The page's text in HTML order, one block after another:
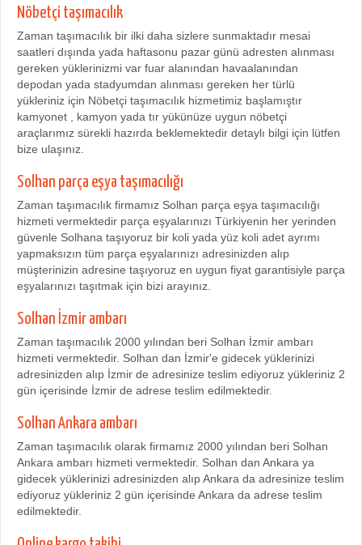
Nöbetçi taşımacılık
Zaman taşımacılık bir ilki daha sizlere sunmaktadır mesai
saatleri dışında yada haftasonu pazar günü adresten alınması
gereken yüklerinizmi var fuar alanından havaalanından
depodan yada stadyumdan alınması gereken her türlü
yükleriniz için Nöbetçi taşımacılık hizmetimiz başlamıştır
kamyonet , kamyon yada tır yükünüze uygun nöbetçi
araçlarımız sürekli hazırda beklemektedir detaylı bilgi için lütfen
bize ulaşınız.
Solhan parça eşya taşımacılığı
Zaman taşımacılık firmamız Solhan parça eşya taşımacılığı
hizmeti vermektedir parça eşyalarınızı Türkiyenin her yerinden
güvenle Solhana taşıyoruz bir koli yada yüz koli adet ayrımı
yapmaksızın tüm parça eşyalarınızı adresinizden alıp
müşterinizin adresine taşıyoruz en uygun fiyat garantisiyle parça
eşyalarınızı taşıtmak için bizi arayınız.
Solhan İzmir ambarı
Zaman taşımacılık 2000 yılından beri Solhan İzmir ambarı
hizmeti vermektedir. Solhan dan İzmir'e gidecek yüklerinizi
adresinizden alıp İzmir de adresinize teslim ediyoruz yükleriniz 2
gün içerisinde İzmir de adrese teslim edilmektedir.
Solhan Ankara ambarı
Zaman taşımacılık olarak firmamız 2000 yılından beri Solhan
Ankara ambarı hizmeti vermektedir. Solhan dan Ankara ya
gidecek yüklerinizi adresinizden alıp Ankara da adresinize teslim
ediyoruz yükleriniz 2 gün içerisinde Ankara da adrese teslim
edilmektedir.